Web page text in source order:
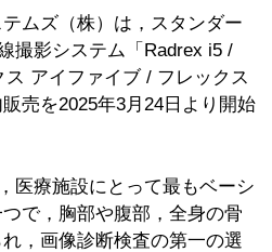
ムズ（株）は，スタンダー
撮影システム「Radrex i5 /
アイファイブ / フレックス
売を2025年3月24日より開始
医療施設にとって最もベーシ
で，胸部や腹部，全身の骨
，画像診断検査の第一の選